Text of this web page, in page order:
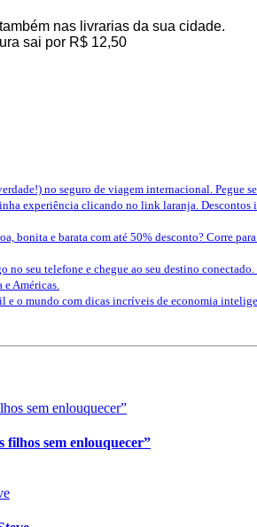
nas livrarias da sua cidade.
sai por R$ 12,50
no seguro de viagem internacional. Pegue
experiência clicando no link laranja.
bonita e barata com até 50% desconto? Corre
no seu telefone e chegue ao seu destino
e Américas.
e o mundo com dicas incríveis de economia
sem enlouquecer”